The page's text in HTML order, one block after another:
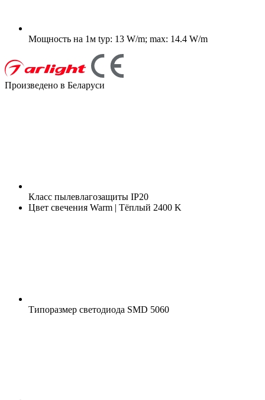
Мощность на 1м typ: 13 W/m; max: 14.4 W/m
Произведено в Беларуси
Класс пылевлагозащиты IP20
Цвет свечения Warm | Тёплый 2400 K
Типоразмер светодиода SMD 5060